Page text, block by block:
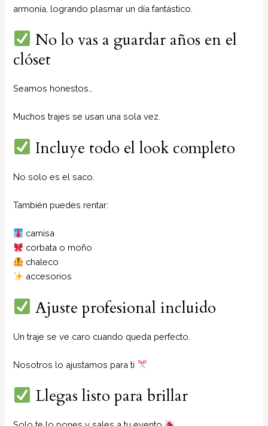
armonía, logrando plasmar un día fantástico.
No lo vas a guardar años en el
clóset
Seamos honestos…
Muchos trajes se usan una sola vez.
Incluye todo el look completo
No solo es el saco.
También puedes rentar:
camisa
corbata o moño
chaleco
accesorios
Ajuste profesional incluido
Un traje se ve caro cuando queda perfecto.
Nosotros lo ajustamos para ti
Llegas listo para brillar